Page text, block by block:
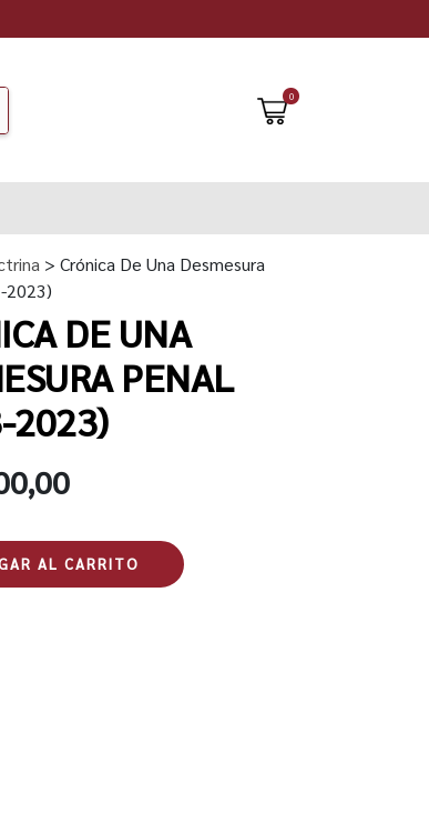
0
> Crónica De Una Desmesura
2023)
DE UNA
PENAL
2023)
AL CARRITO